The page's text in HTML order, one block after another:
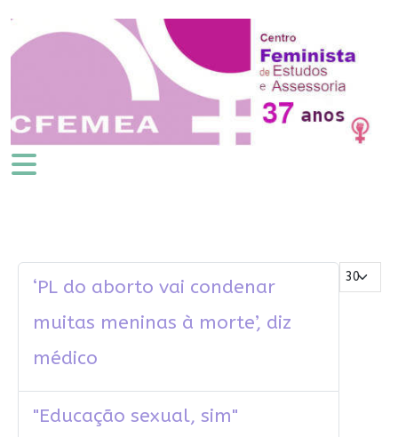
Mostrar #
‘PL do aborto vai condenar
muitas meninas à morte’, diz
médico
"Educação sexual, sim"